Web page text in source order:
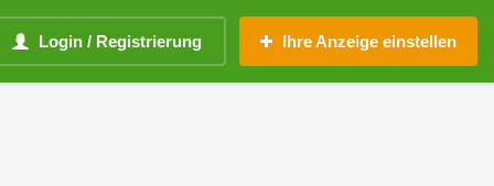
Login / Registrierung Ihre Anzeige einstellen